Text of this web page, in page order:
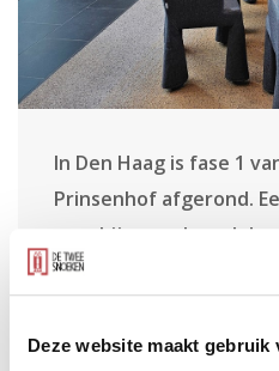
Deze website maakt gebruik
In Den Haag is fase 1
Prinsenhof afgerond.
waarbij meerdere
worden verbouwd.